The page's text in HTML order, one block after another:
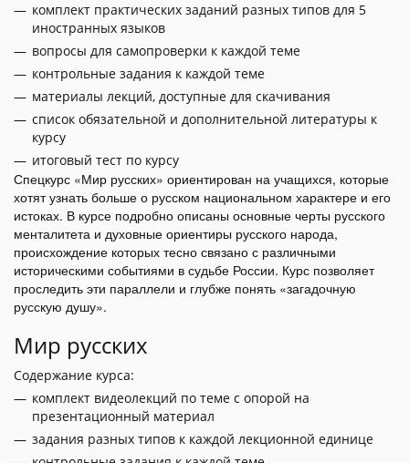
комплект практических заданий разных типов для 5
иностранных языков
вопросы для самопроверки к каждой теме
контрольные задания к каждой теме
материалы лекций, доступные для скачивания
список обязательной и дополнительной литературы к
курсу
итоговый тест по курсу
Спецкурс «Мир русских» ориентирован на учащихся, которые
хотят узнать больше о русском национальном характере и его
истоках. В курсе подробно описаны основные черты русского
менталитета и духовные ориентиры русского народа,
происхождение которых тесно связано с различными
историческими событиями в судьбе России. Курс позволяет
проследить эти параллели и глубже понять «загадочную
русскую душу».
Мир русских
Содержание курса:
комплект видеолекций по теме с опорой на
презентационный материал
задания разных типов к каждой лекционной единице